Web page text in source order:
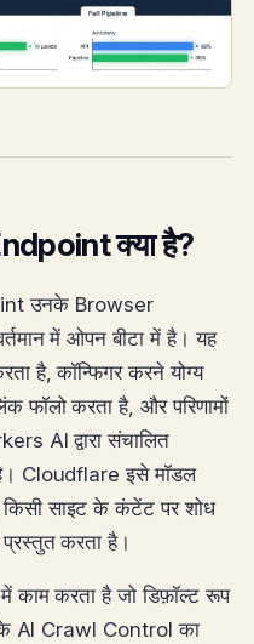
क्या है?
उनके Browser
में ओपन बीटा में है। यह
है, कॉन्फिगर करने योग्य
फॉलो करता है, और परिणामों
AI द्वारा संचालित
Cloudflare इसे मॉडल
किसी साइट के कंटेंट पर शोध
करता है।
करता है जो डिफ़ॉल्ट रूप
AI Crawl Control का